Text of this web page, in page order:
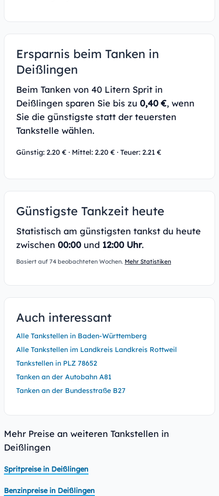
Ersparnis beim Tanken in
Deißlingen
Beim Tanken von 40 Litern Sprit in
Deißlingen sparen Sie bis zu 0,40 €, wenn
Sie die günstigste statt der teuersten
Tankstelle wählen.
Günstig: 2.20 € · Mittel: 2.20 € · Teuer: 2.21 €
Günstigste Tankzeit heute
Statistisch am günstigsten tankst du heute
zwischen 00:00 und 12:00 Uhr.
Basiert auf 74 beobachteten Wochen. Mehr Statistiken
Auch interessant
Alle Tankstellen in Baden-Württemberg
Alle Tankstellen im Landkreis Landkreis Rottweil
Tankstellen in PLZ 78652
Tanken an der Autobahn A81
Tanken an der Bundesstraße B27
Mehr Preise an weiteren Tankstellen in
Deißlingen
Spritpreise in Deißlingen
Benzinpreise in Deißlingen